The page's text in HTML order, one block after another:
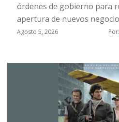
órdenes de gobierno para
apertura de nuevos
Agosto 5, 2026 Por: